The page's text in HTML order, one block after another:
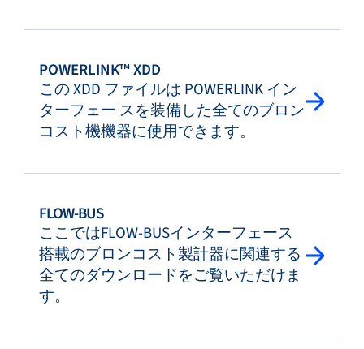
POWERLINK™ XDD
この XDD ファイルは POWERLINK イン
ターフェー スを装備した全てのブロン
コスト機機器に使用できます。
FLOW-BUS
ここではFLOW-BUSインターフェース
搭載のブロンコスト製計器に関連する
全てのダウンロードをご覧いただけま
す。